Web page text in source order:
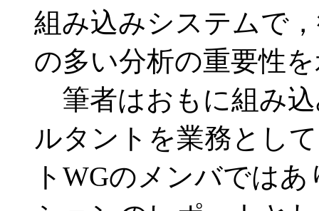
組み込みシステムで
の多い分析の重要性
筆者はおもに組み
ルタントを業務とし
トWGのメンバでは